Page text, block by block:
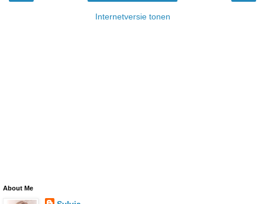
Internetversie tonen
About Me